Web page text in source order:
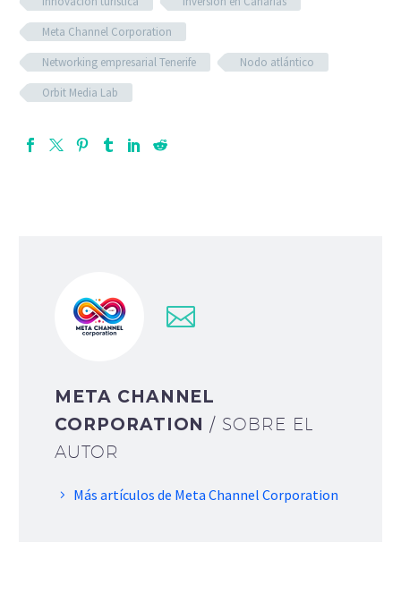
Meta Channel Corporation
Networking empresarial Tenerife
Nodo atlántico
Orbit Media Lab
META CHANNEL
CORPORATION/ SOBRE EL
AUTOR
Más artículos de Meta Channel Corporation